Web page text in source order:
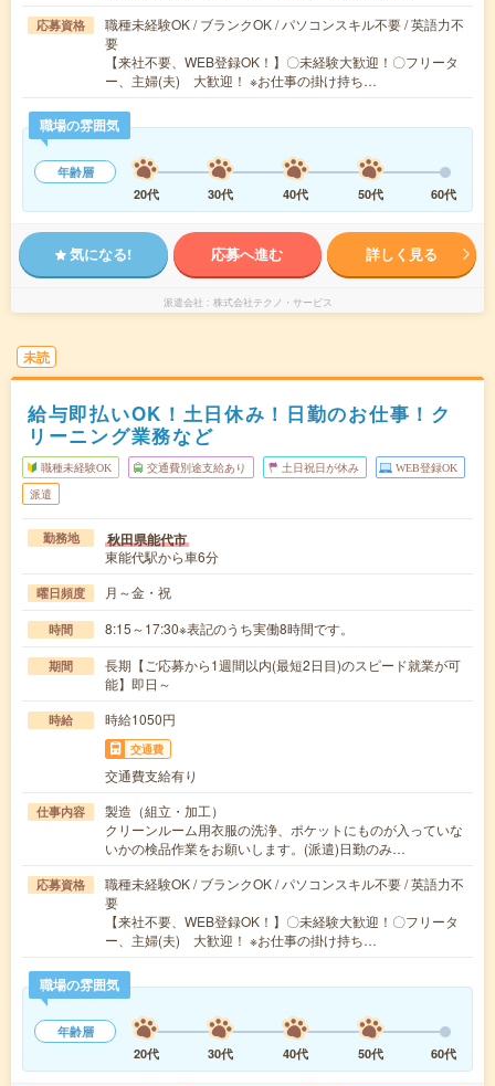
応募資格
職種未経験OK / ブランクOK / パソコンスキル不要 / 英語力不
要
【来社不要、WEB登録OK！】〇未経験大歓迎！〇フリータ
ー、主婦(夫) 大歓迎！ ※お仕事の掛け持ち…
職場の雰囲気
年齢層
20代
30代 40代 50代 60代
気になる! 応募へ進む 詳しく見る
派遣会社 株式会社テクノ・サービス
未読
給与即払いOK！土日休み！日勤のお仕事！ク
リーニング業務など
職種未経験OK 交通費別途支給あり 土日祝日が休み WEB登録OK
派遣
勤務地 秋田県能代市
東能代駅から車6分
曜日頻度 月～金・祝
時間 8:15～17:30※表記のうち実働8時間です。
期間
長期【ご応募から1週間以内(最短2日目)のスピード就業が可
能】即日～
時給 時給1050円
交通費
交通費支給有り
仕事内容
製造（組立・加工）
クリーンルーム用衣服の洗浄、ポケットにものが入っていな
いかの検品作業をお願いします。(派遣)日勤のみ…
応募資格
職種未経験OK / ブランクOK / パソコンスキル不要 / 英語力不
要
【来社不要、WEB登録OK！】〇未経験大歓迎！〇フリータ
ー、主婦(夫) 大歓迎！ ※お仕事の掛け持ち…
職場の雰囲気
年齢層
20代
30代 40代 50代 60代